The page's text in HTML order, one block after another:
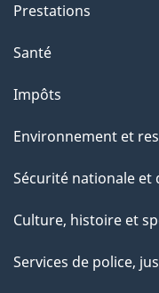
a
g
e
Prestations
Santé
Impôts
Environnement et
Sécurité nationale et
Culture, histoire et
Services de police,